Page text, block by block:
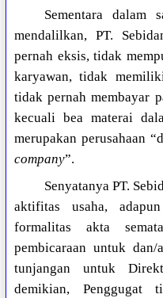
Sementara dalam
mendalilkan, PT.
pernah eksis, tidak
karyawan, tidak
tidak pernah membayar
kecuali bea materai
merupakan perusahaan
company”.
Senyatanya PT.
aktifitas usaha,
formalitas akta
pembicaraan untuk
tunjangan untuk
demikian, Penggugat